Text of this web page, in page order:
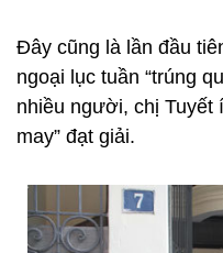
Đây cũng là lần đầu
ngoại lục tuần “trúng
nhiều người, chị Tuyết
may” đạt giải.